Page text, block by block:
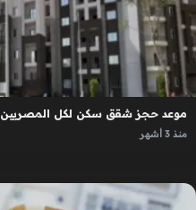
موعد حجز شقق سكن لكل المصريين 9.. أماكن الطرح وتفاصيل الأسعار
منذ 3 أشهر